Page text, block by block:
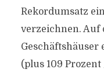
Rekordumsatz
verzeichnen. Auf
(plus 109